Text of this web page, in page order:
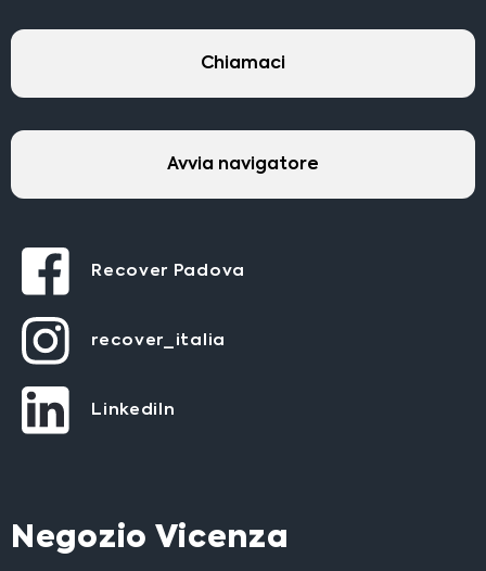
Chiamaci
Avvia navigatore
Recover Padova
recover_italia
LinkediIn
Negozio Vicenza